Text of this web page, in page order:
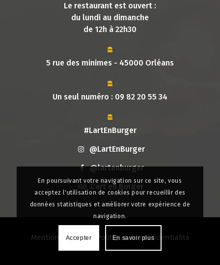
Le restaurant est ouvert :
du lundi au dimanche
de 12h à 22h30
5 rue des minimes - 45000 Orléans
Un seul numéro : 09 82 20 55 34
#LartEnBurger
@LartEnBurger
@lartenburger
L'art en Burger
Mentions légales| Politique de confidentialité
En poursuivant votre navigation sur ce site, vous
acceptez l'utilisation de cookies pour recueillir des
données statistiques et améliorer votre expérience de
navigation.
Accepter En savoir plus